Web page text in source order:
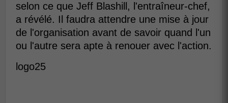
selon ce que Jeff Blashill, l'entraîneur-chef,
a révélé. Il faudra attendre une mise à jour
de l'organisation avant de savoir quand l'un
ou l'autre sera apte à renouer avec l'action.
logo25